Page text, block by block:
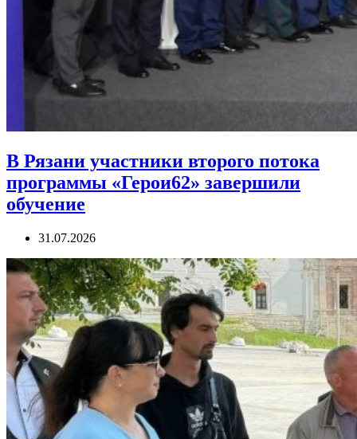
В Рязани участники второго потока
программы «Герои62» завершили
обучение
31.07.2026